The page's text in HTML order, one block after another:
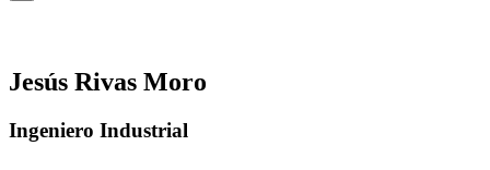
Jesús Rivas Moro
Ingeniero Industrial